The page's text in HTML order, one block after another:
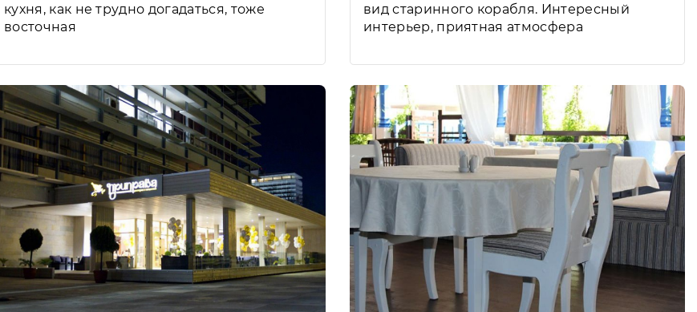
кухня, как не трудно догадаться, тоже
восточная
вид старинного корабля. Интересный
интерьер, приятная атмосфера